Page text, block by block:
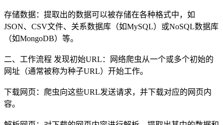
存储数据：提取出的数据可以被存储在各种格式中，如
JSON、CSV文件、关系数据库（如MySQL）或NoSQL数据库
（如MongoDB）等。
二、工作流程 发现初始URL：网络爬虫从一个或多个初始的
网址（通常被称为种子URL）开始工作。
下载网页：爬虫向这些URL发送请求，并下载对应的网页内
容。